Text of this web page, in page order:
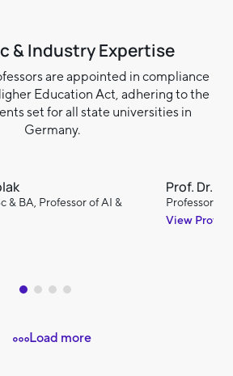
& Industry Expertise
are appointed in compliance
Education Act, adhering to the
set for all state universities in
Germany.
& BA, Professor of AI &
Prof. Dr.
Professor of
View Profile
Load more